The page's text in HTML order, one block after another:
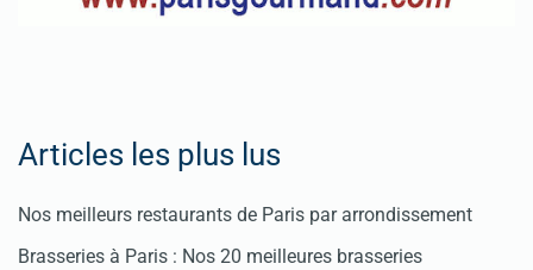
Articles les plus lus
Nos meilleurs restaurants de Paris par arrondissement
Brasseries à Paris : Nos 20 meilleures brasseries